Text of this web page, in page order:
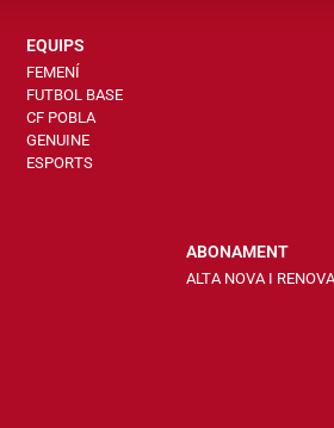
EQUIPS
FEMENÍ
FUTBOL BASE
CF POBLA
GENUINE
ESPORTS
ABONAMENT
ALTA NOVA I